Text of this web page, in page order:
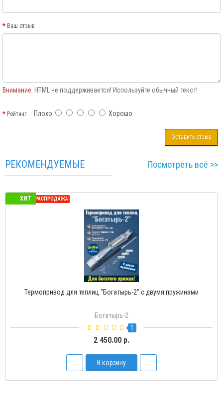
Ваш отзыв
Внимание: HTML не поддерживается! Используйте обычный текст!
РейтингПлохо Хорошо
Оставить отзыв
РЕКОМЕНДУЕМЫЕ Посмотреть всё >>
ХИТ
СЕЗОННАЯ РАСПРОДАЖА
Термопривод для теплиц "Богатырь-2" с двумя пружинами
Богатырь-2
1
2 450.00 р.
В корзину